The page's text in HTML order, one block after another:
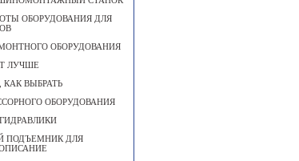
ОБОРУДОВАНИЯ ДЛЯ
ОБОРУДОВАНИЯ
ЛУЧШЕ
ВЫБРАТЬ
ОБОРУДОВАНИЯ
ПОДЪЕМНИК ДЛЯ